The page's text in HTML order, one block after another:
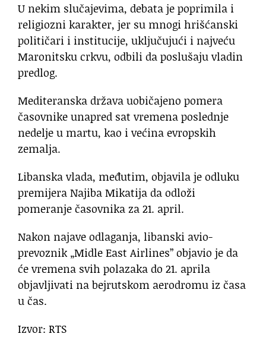
U nekim slučajevima, debata je poprimila i
religiozni karakter, jer su mnogi hrišćanski
političari i institucije, uključujući i najveću
Maronitsku crkvu, odbili da poslušaju vladin
predlog.
Mediteranska država uobičajeno pomera
časovnike unapred sat vremena poslednje
nedelje u martu, kao i većina evropskih
zemalja.
Libanska vlada, međutim, objavila je odluku
premijera Najiba Mikatija da odloži
pomeranje časovnika za 21. april.
Nakon najave odlaganja, libanski avio-
prevoznik „Midle East Airlines” objavio je da
će vremena svih polazaka do 21. aprila
objavljivati na bejrutskom aerodromu iz časa
u čas.
Izvor: RTS